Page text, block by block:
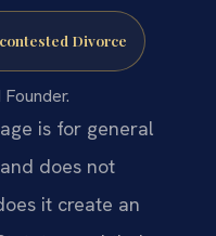
Divorce
is for general
does not
it create an